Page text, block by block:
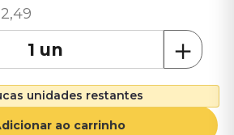
,49
＋
unidades restantes
ao carrinho